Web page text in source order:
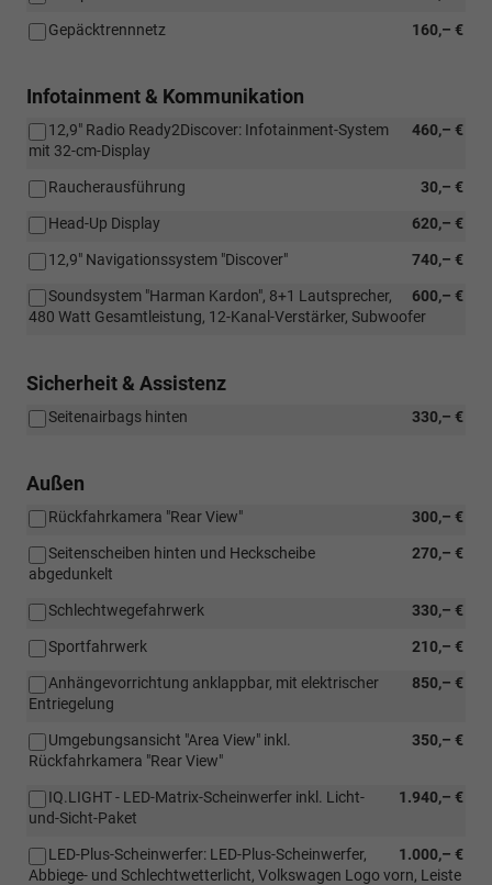
160,– €
Gepäcktrennnetz
Infotainment & Kommunikation
460,– €
12,9" Radio Ready2Discover: Infotainment-System
mit 32-cm-Display
30,– €
Raucherausführung
620,– €
Head-Up Display
740,– €
12,9" Navigationssystem "Discover"
600,– €
Soundsystem "Harman Kardon", 8+1 Lautsprecher,
480 Watt Gesamtleistung, 12-Kanal-Verstärker, Subwoofer
Sicherheit & Assistenz
330,– €
Seitenairbags hinten
Außen
300,– €
Rückfahrkamera "Rear View"
270,– €
Seitenscheiben hinten und Heckscheibe
abgedunkelt
330,– €
Schlechtwegefahrwerk
210,– €
Sportfahrwerk
850,– €
Anhängevorrichtung anklappbar, mit elektrischer
Entriegelung
350,– €
Umgebungsansicht "Area View" inkl.
Rückfahrkamera "Rear View"
1.940,– €
IQ.LIGHT - LED-Matrix-Scheinwerfer inkl. Licht-
und-Sicht-Paket
1.000,– €
LED-Plus-Scheinwerfer: LED-Plus-Scheinwerfer,
Abbiege- und Schlechtwetterlicht, Volkswagen Logo vorn, Leiste